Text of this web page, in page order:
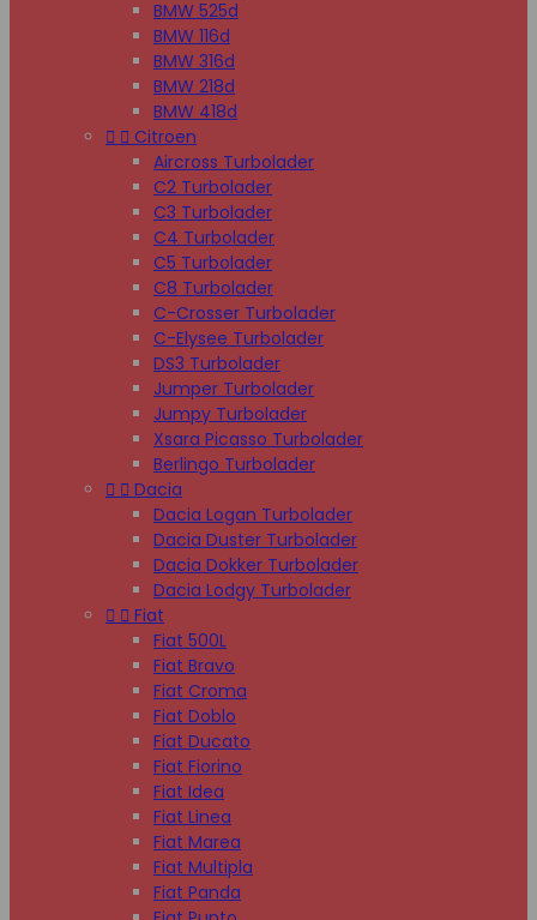
BMW 525d
BMW 116d
BMW 316d
BMW 218d
BMW 418d
  Citroen
Aircross Turbolader
C2 Turbolader
C3 Turbolader
C4 Turbolader
C5 Turbolader
C8 Turbolader
C-Crosser Turbolader
C-Elysee Turbolader
DS3 Turbolader
Jumper Turbolader
Jumpy Turbolader
Xsara Picasso Turbolader
Berlingo Turbolader
  Dacia
Dacia Logan Turbolader
Dacia Duster Turbolader
Dacia Dokker Turbolader
Dacia Lodgy Turbolader
  Fiat
Fiat 500L
Fiat Bravo
Fiat Croma
Fiat Doblo
Fiat Ducato
Fiat Fiorino
Fiat Idea
Fiat Linea
Fiat Marea
Fiat Multipla
Fiat Panda